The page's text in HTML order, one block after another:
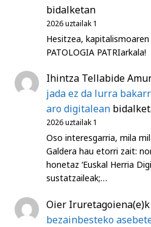
bidalketan
2026 uztailak 1
Hesitzea,
PATOLOGIA PATRIarkala!
Ihintza Tellabide
jada ez da lurra
aro digitalean
2026 uztailak 1
Oso interesgarria, mila
Galdera hau etorri zait:
honetaz ‘Euskal Herria
sustatzaileak;…
Oier Iruretagoiena(e)k
bezainbesteko